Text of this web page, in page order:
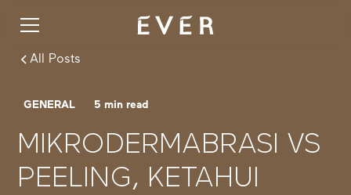
All Posts
GENERAL 5 min read
MIKRODERMABRASI VS
PEELING, KETAHUI